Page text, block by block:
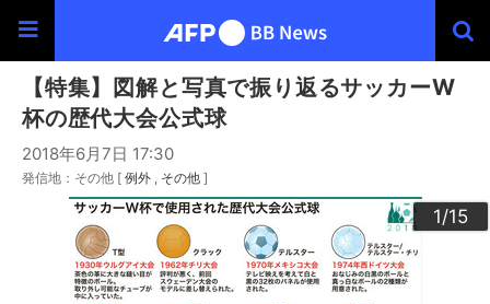
【特集】図解と写真で振り返るサッカーW
杯の歴代大会公式球
2018年6月7日 17:30
発信地：その他 [ 例外 その他 ]
1/15
2/15
3/15
4/15
5/15
6/15
7/15
8/15
9/15
10/15
11/15
12/15
13/15
14/15
15/15